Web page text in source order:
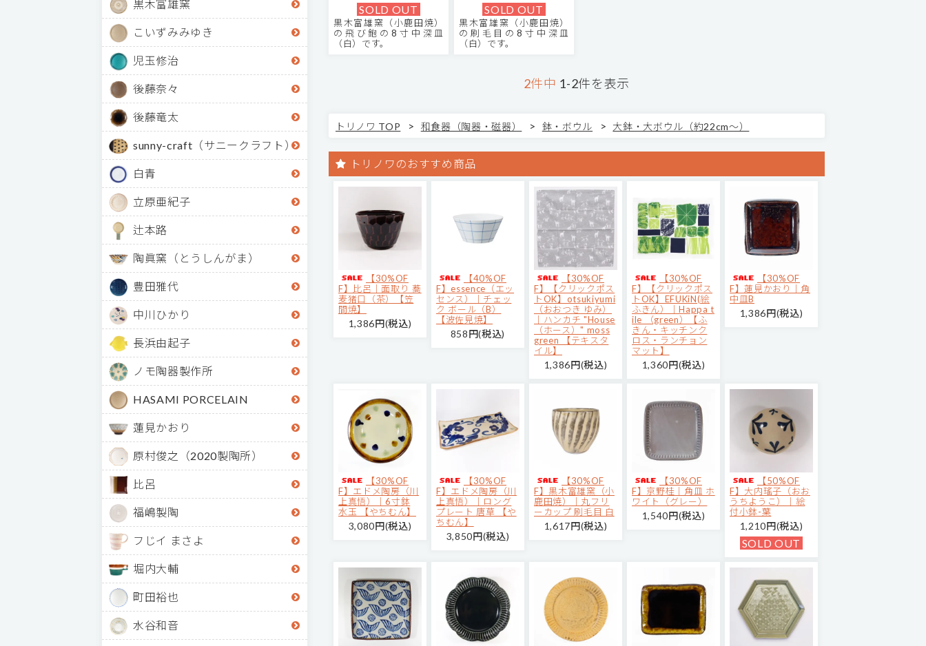
黒木富雄窯
こいずみみゆき
児玉修治
後藤奈々
後藤竜太
sunny-craft（サニークラフト）
白青
立原亜紀子
辻本路
陶眞窯（とうしんがま）
豊田雅代
中川ひかり
長浜由起子
ノモ陶器製作所
HASAMI PORCELAIN
蓮見かおり
原村俊之（2020製陶所）
比呂
福嶋製陶
フじイ まさよ
堀内大輔
町田裕也
水谷和音
SOLD OUT
黒木富雄窯（小鹿田焼）
の飛び鉋の8寸中深皿
（白）です。
SOLD OUT
黒木富雄窯（小鹿田焼）
の刷毛目の8寸中深皿
（白）です。
2件中 1-2件を表示
トリノワ TOP > 和食器（陶器・磁器） > 鉢・ボウル > 大鉢・大ボウル（約22cm～）
トリノワのおすすめ商品
【30%OF
F】比呂｜面取り 蕎
麦猪口（茶）【笠
間焼】
1,386円(税込)
【40%OF
F】essence（エッ
センス）｜チェッ
ク ボール（B）
【波佐見焼】
858円(税込)
【30%OF
F】【クリックポス
トOK】otsukiyumi
（おおつき ゆみ）
｜ハンカチ "House
（ホース）" moss
green 【テキスタ
イル】
1,386円(税込)
【30%OF
F】【クリックポス
トOK】EFUKiN(絵
ふきん）｜Happa t
ile （green）【ふ
きん・キッチンク
ロス・ランチョン
マット】
1,360円(税込)
【30%OF
F】蓮見かおり｜角
中皿B
1,386円(税込)
【30%OF
F】エドメ陶房（川
上真悟）｜6寸鉢
水玉 【やちむん】
3,080円(税込)
【30%OF
F】エドメ陶房（川
上真悟）｜ロング
プレート 唐草 【や
ちむん】
3,850円(税込)
【30%OF
F】黒木富雄窯（小
鹿田焼）｜丸フリ
ーカップ 刷毛目 白
1,617円(税込)
【30%OF
F】京野桂｜角皿 ホ
ワイト（グレー）
1,540円(税込)
【50%OF
F】大内瑤子（おお
うちようこ）｜絵
付小鉢-葉
1,210円(税込)
SOLD OUT